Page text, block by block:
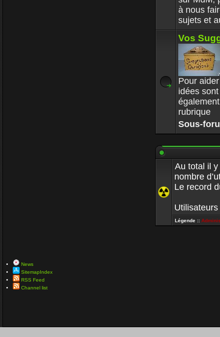
à nous
sujets et
Vos
Pour
idées
rubrique
Sous-
Au total il
nombre
Le record
Légende ::
News
SitemapIndex
RSS Feed
Channel list